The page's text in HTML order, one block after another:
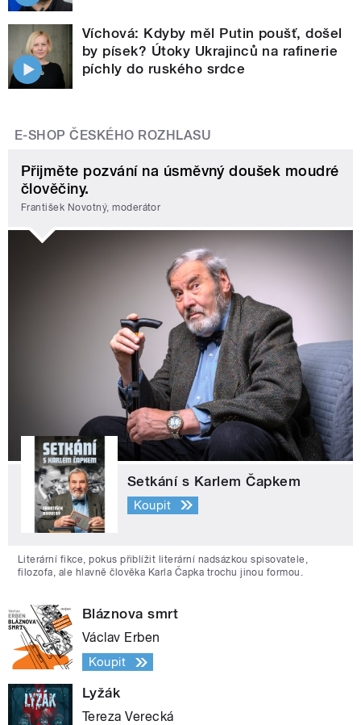
Víchová: Kdyby měl Putin poušť, došel
by písek? Útoky Ukrajinců na rafinerie
píchly do ruského srdce
E-SHOP ČESKÉHO ROZHLASU
Přijměte pozvání na úsměvný doušek moudré
člověčiny.
František Novotný, moderátor
Setkání s Karlem Čapkem
Koupit
Literární fikce, pokus přiblížit literární nadsázkou spisovatele,
filozofa, ale hlavně člověka Karla Čapka trochu jinou formou.
Bláznova smrt
Václav Erben
Koupit
Lyžák
Tereza Verecká